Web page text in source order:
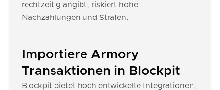
rechtzeitig angibt, riskiert hohe
Nachzahlungen und Strafen.
Importiere Armory
Transaktionen in Blockpit
Blockpit bietet hoch entwickelte Integrationen,